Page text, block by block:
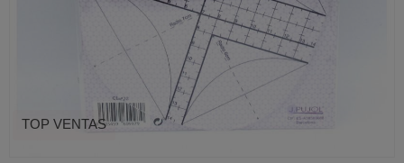
TOP VENTAS